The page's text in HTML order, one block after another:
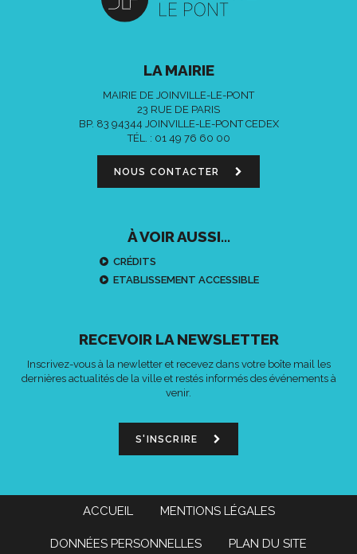
LA MAIRIE
MAIRIE DE JOINVILLE-LE-PONT
23 RUE DE PARIS
BP. 83 94344 JOINVILLE-LE-PONT CEDEX
TÉL. : 01 49 76 60 00
NOUS CONTACTER
À VOIR AUSSI...
CRÉDITS
ETABLISSEMENT ACCESSIBLE
RECEVOIR LA NEWSLETTER
Inscrivez-vous à la newletter et recevez dans votre boîte mail les
dernières actualités de la ville et restés informés des événements à
venir.
S'INSCRIRE
ACCUEIL MENTIONS LÉGALES
DONNÉES PERSONNELLES PLAN DU SITE